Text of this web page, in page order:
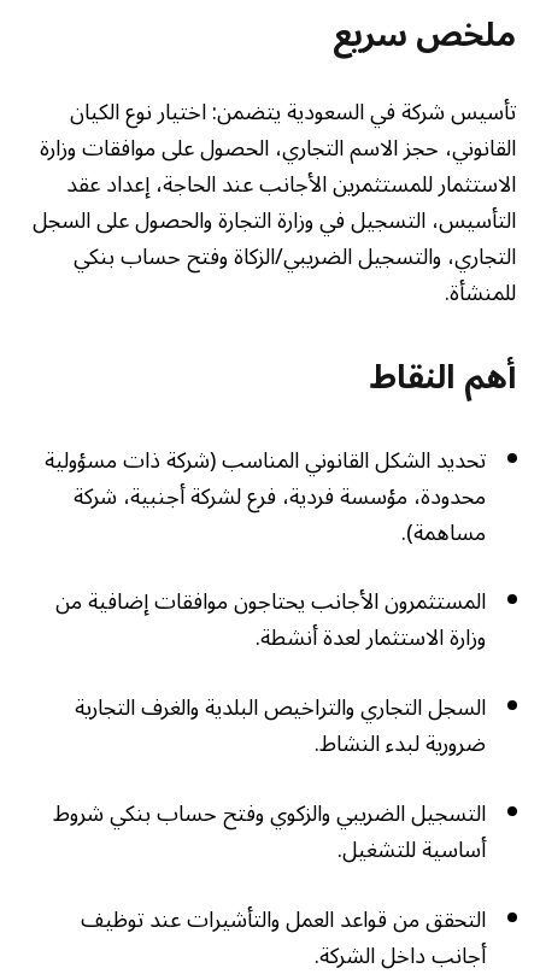
ملخص سريع
تأسيس شركة في السعودية يتضمن: اختيار نوع الكيان
القانوني، حجز الاسم التجاري، الحصول على موافقات وزارة
الاستثمار للمستثمرين الأجانب عند الحاجة، إعداد عقد
التأسيس، التسجيل في وزارة التجارة والحصول على السجل
التجاري، والتسجيل الضريبي/الزكاة وفتح حساب بنكي
للمنشأة.
أهم النقاط
تحديد الشكل القانوني المناسب (شركة ذات مسؤولية
محدودة، مؤسسة فردية، فرع لشركة أجنبية، شركة
مساهمة).
المستثمرون الأجانب يحتاجون موافقات إضافية من
وزارة الاستثمار لعدة أنشطة.
السجل التجاري والتراخيص البلدية والغرف التجارية
ضرورية لبدء النشاط.
التسجيل الضريبي والزكوي وفتح حساب بنكي شروط
أساسية للتشغيل.
التحقق من قواعد العمل والتأشيرات عند توظيف
أجانب داخل الشركة.